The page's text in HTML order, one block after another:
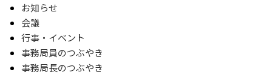
お知らせ
会議
行事・イベント
事務局員のつぶやき
事務局長のつぶやき